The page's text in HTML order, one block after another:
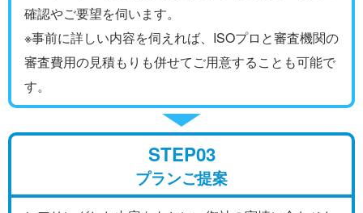
確認やご要望を伺います。
※事前に詳しい内容を伺えれば、ISOプロと審査機関の
審査費用の見積もりも併せてご用意することも可能で
す。
STEP03
プランご提案